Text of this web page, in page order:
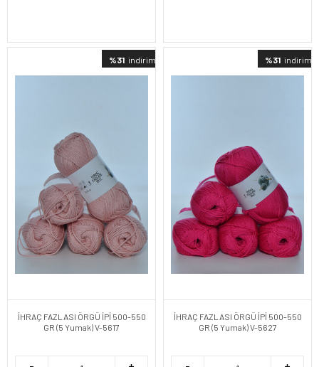
%31 indirimli
İHRAÇ FAZLASI ÖRGÜ İPİ 500-550
GR (5 Yumak) V-5617
%31 indirimli
İHRAÇ FAZLASI ÖRGÜ İPİ 500-550
GR (5 Yumak) V-5627